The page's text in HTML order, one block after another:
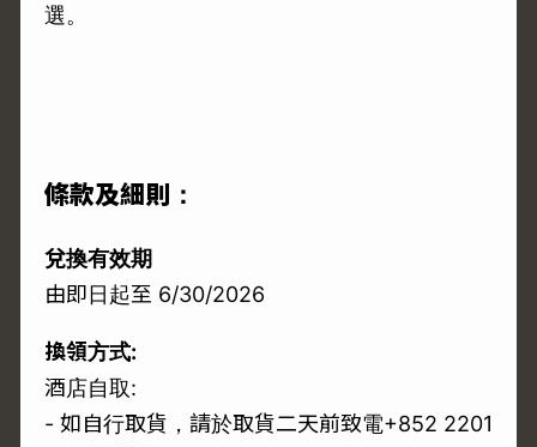
選。
條款及細則：
兌換有效期
由即日起至 6/30/2026
換領方式:
酒店自取:
- 如自行取貨，請於取貨二天前致電+852 2201